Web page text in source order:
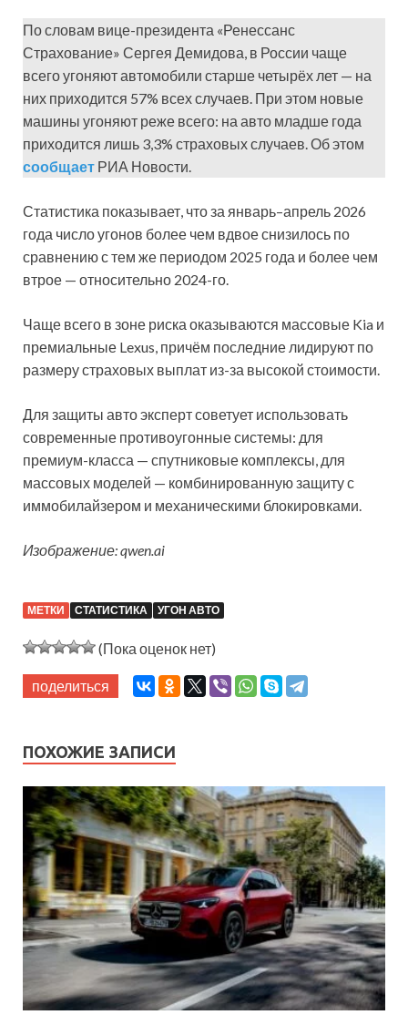
По словам вице-президента «Ренессанс
Страхование» Сергея Демидова, в России чаще
всего угоняют автомобили старше четырёх лет — на
них приходится 57% всех случаев. При этом новые
машины угоняют реже всего: на авто младше года
приходится лишь 3,3% страховых случаев. Об этом
сообщает РИА Новости.
Статистика показывает, что за январь–апрель 2026
года число угонов более чем вдвое снизилось по
сравнению с тем же периодом 2025 года и более чем
втрое — относительно 2024-го.
Чаще всего в зоне риска оказываются массовые Kia и
премиальные Lexus, причём последние лидируют по
размеру страховых выплат из-за высокой стоимости.
Для защиты авто эксперт советует использовать
современные противоугонные системы: для
премиум-класса — спутниковые комплексы, для
массовых моделей — комбинированную защиту с
иммобилайзером и механическими блокировками.
Изображение: qwen.ai
МЕТКИ СТАТИСТИКА УГОН АВТО
(Пока оценок нет)
поделиться
ПОХОЖИЕ ЗАПИСИ